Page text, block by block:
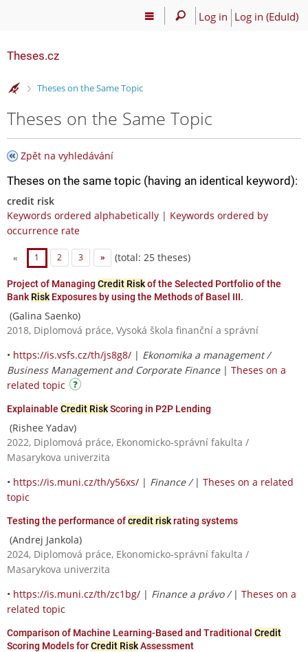
Log in Log in (EduId)
Theses.cz
>
Theses on the Same Topic
Theses on the Same Topic
Zpět na vyhledávání
Theses on the same topic (having an identical keyword):
credit risk
Keywords ordered alphabetically | Keywords ordered by
occurrence rate
« 1 2 3 » (total: 25 theses)
Project of Managing Credit Riskof the Selected Portfolio of the
Bank Risk Exposures by using the Methods of Basel III.
(Galina Saenko)
2018, Diplomová práce, Vysoká škola finanční a správní
• https://is.vsfs.cz/th/js8g8/ | Ekonomika a management /
Business Management and Corporate Finance| Theses on a
related topic
Explainable Credit RiskScoring in P2P Lending
(Rishee Yadav)
2022, Diplomová práce, Ekonomicko-správní fakulta /
Masarykova univerzita
• https://is.muni.cz/th/y56xs/ | Finance / | Theses on a related
topic
Testing the performance ofcredit riskrating systems
(Andrej Jankola)
2024, Diplomová práce, Ekonomicko-správní fakulta /
Masarykova univerzita
• https://is.muni.cz/th/zc1bg/ | Finance a právo / | Theses on a
related topic
Comparison of Machine Learning-Based and Traditional Credit
Scoring Models forCredit RiskAssessment